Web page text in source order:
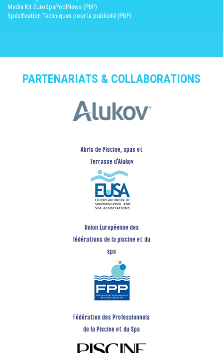
Media Kit EuroSpaPoolNews (PDF)
Spécification Techniques pour la publicité (PDF)
PARTENARIATS & COLLABORATIONS
Abris de Piscine, spas et
Terrasse d’Alukov
Union Européenne des
fédérations de la piscine et du
spa
Fédération des Professionnels
de la Piscine et du Spa